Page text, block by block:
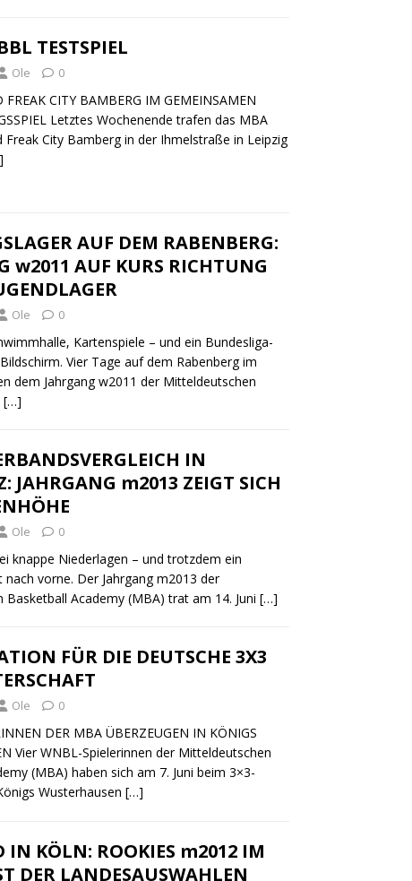
TESTSPIEL
Ole 0
CITY BAMBERG IM GEMEINSAMEN
Letztes Wochenende trafen das MBA
Freak City Bamberg in der Ihmelstraße in Leipzig
AUF DEM RABENBERG:
w2011 AUF KURS RICHTUNG
Ole 0
Kartenspiele – und ein Bundesliga-
Vier Tage auf dem Rabenberg im
dem Jahrgang w2011 der Mitteldeutschen
[…]
IN
JAHRGANG m2013 ZEIGT SICH
Ole 0
knappe Niederlagen – und trotzdem ein
nach vorne. Der Jahrgang m2013 der
Basketball Academy (MBA) trat am 14. Juni […]
FÜR DIE DEUTSCHE 3X3
Ole 0
DER MBA ÜBERZEUGEN IN KÖNIGS
Vier WNBL-Spielerinnen der Mitteldeutschen
(MBA) haben sich am 7. Juni beim 3×3-
Wusterhausen […]
IN KÖLN: ROOKIES m2012 IM
DER LANDESAUSWAHLEN